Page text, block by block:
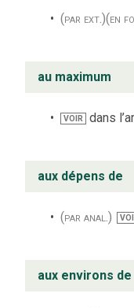
(par ext.)(en
au maximum
VOIR dans
aux dépens de
(par anal.)
aux environs de